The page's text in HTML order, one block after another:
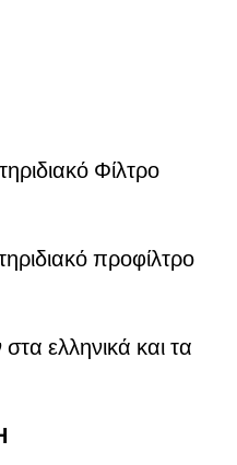
Φίλτρο
προφίλτρο
στα ελληνικά και τα